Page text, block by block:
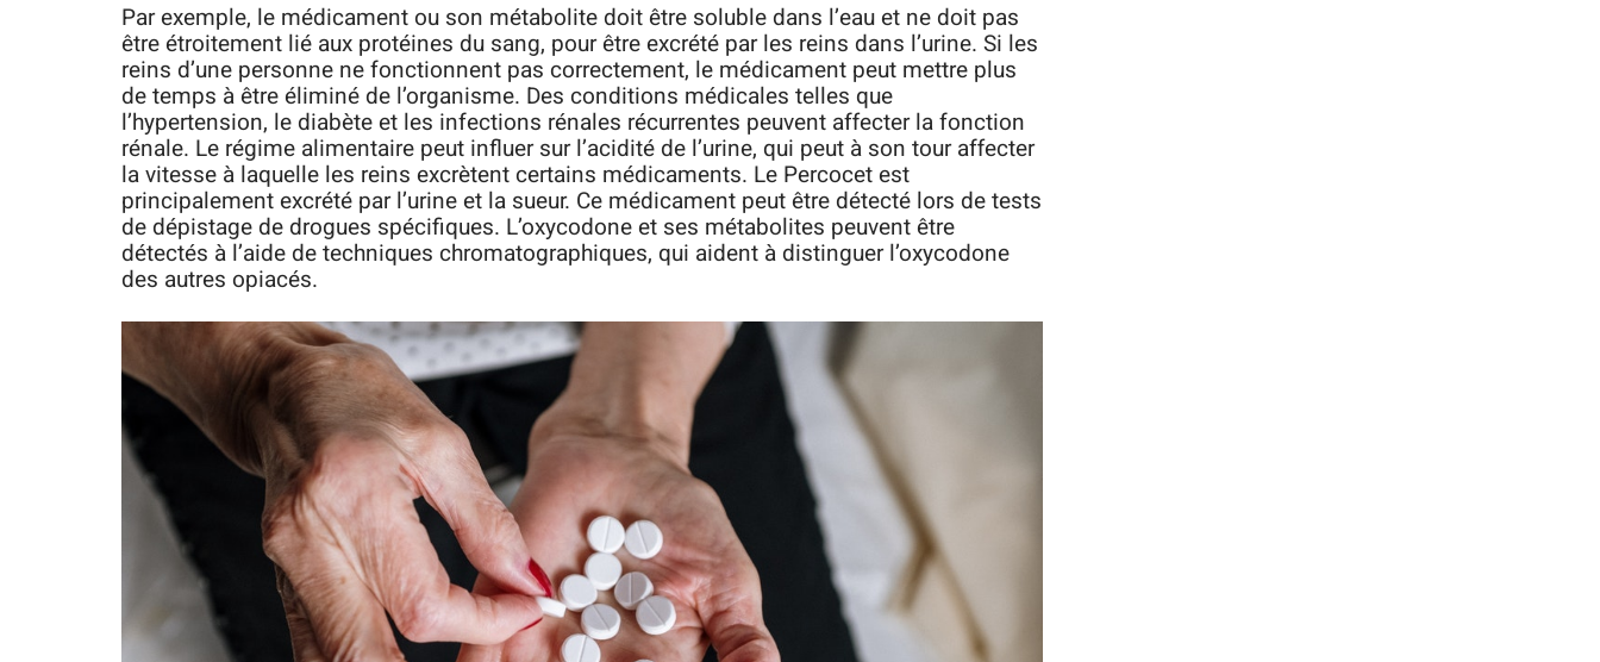
Par exemple, le médicament ou son métabolite doit être soluble dans l’eau et ne doit pas
être étroitement lié aux protéines du sang, pour être excrété par les reins dans l’urine. Si les
reins d’une personne ne fonctionnent pas correctement, le médicament peut mettre plus
de temps à être éliminé de l’organisme. Des conditions médicales telles que
l’hypertension, le diabète et les infections rénales récurrentes peuvent affecter la fonction
rénale. Le régime alimentaire peut influer sur l’acidité de l’urine, qui peut à son tour affecter
la vitesse à laquelle les reins excrètent certains médicaments. Le Percocet est
principalement excrété par l’urine et la sueur. Ce médicament peut être détecté lors de tests
de dépistage de drogues spécifiques. L’oxycodone et ses métabolites peuvent être
détectés à l’aide de techniques chromatographiques, qui aident à distinguer l’oxycodone
des autres opiacés.